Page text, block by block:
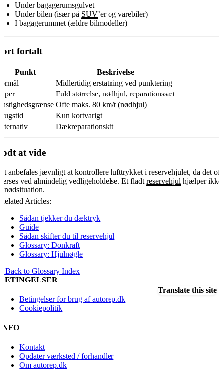
Under bagagerumsgulvet
Under bilen (især på SUV’er og varebiler)
I bagagerummet (ældre bilmodeller)
fortalt
Punkt
Beskrivelse
Midlertidig erstatning ved punktering
Fuld størrelse, nødhjul, reparationssæt
Ofte maks. 80 km/t (nødhjul)
Kun kortvarigt
Dækreparationskit
at vide
anbefales jævnligt at kontrollere lufttrykket i reservehjulet, da det
ved almindelig vedligeholdelse. Et fladtreservehjul hjælper
nødsituation.
Related Articles:
Sådan tjekker du dæktryk
Guide
Sådan skifter du til reservehjul
Glossary: Donkraft
Glossary: Hjulnøgle
« Back to Glossary Index
Translate this site
BETINGELSER
Betingelser for brug af autorep.dk
Cookiepolitik
INFO
Kontakt
Opdater værksted / forhandler
Om autorep.dk